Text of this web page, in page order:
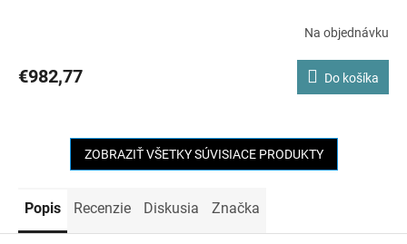
Na objednávku
€982,77 Do košíka
ZOBRAZIŤ VŠETKY SÚVISIACE PRODUKTY
Popis Recenzie Diskusia Značka